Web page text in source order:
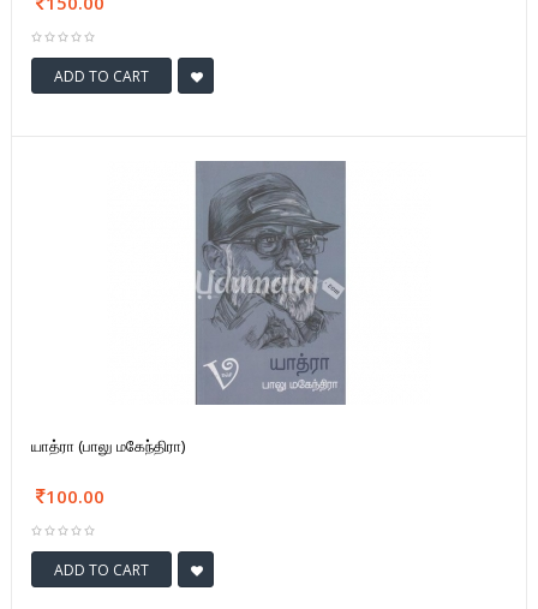
ADD TO CART
யாத்ரா (பாலு மகேந்திரா)
100.00
ADD TO CART